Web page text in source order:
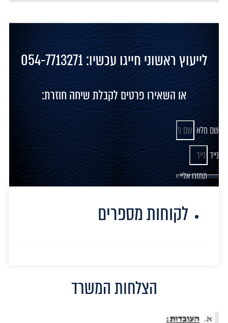
לייעוץ ראשוני חייגו עכשיו: 054-7713271
או השאירו פרטים לקבלת שיחה חוזרת:
שם מלא
נייד
תחזרו אליי
לקוחות מספרים
הצלחות המשרד